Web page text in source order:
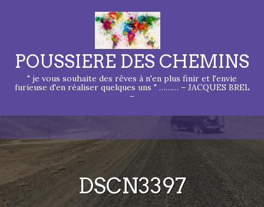
POUSSIERE DES CHEMINS
" je vous souhaite des rêves à n'en plus finir et l'envie
furieuse d'en réaliser quelques uns " ……… – JACQUES BREL
–
DSCN3397